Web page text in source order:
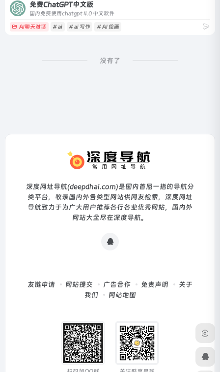
免费ChatGPT中文版
国内免费使用chatgpt 4.0 中文软件
AI聊天对话 # ai # ai 写作 # AI 绘画
没有了
深度网址导航(deepdhai.com)是国内首屈一指的导航分
类平台，收录国内外各类型网站供网友检索，深度网址
导航致力于为广大用户推荐各行各业优秀网站，国内外
网站大全尽在深度导航。
友链申请 网站提交 广告合作 免责声明
关于
我们
网站地图